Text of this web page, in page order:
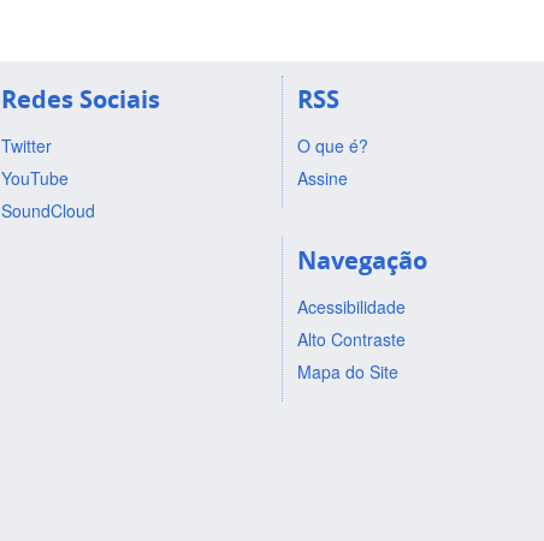
Redes Sociais
Twitter
YouTube
SoundCloud
RSS
O que é?
Assine
Navegação
Acessibilidade
Alto Contraste
Mapa do Site